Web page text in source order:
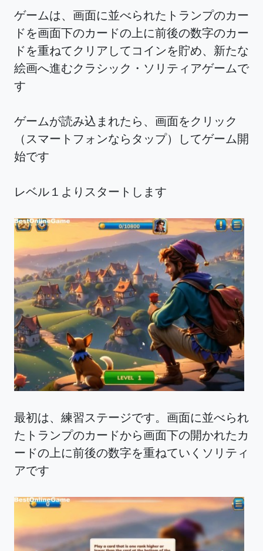
ゲームは、画面に並べられたトランプのカー
ドを画面下のカードの上に前後の数字のカー
ドを重ねてクリアしてコインを貯め、新たな
絵画へ進むクラシック・ソリティアゲームで
す
ゲームが読み込まれたら、画面をクリック
（スマートフォンならタップ）してゲーム開
始です
レベル１よりスタートします
最初は、練習ステージです。画面に並べられ
たトランプのカードから画面下の開かれたカ
ードの上に前後の数字を重ねていくソリティ
アです